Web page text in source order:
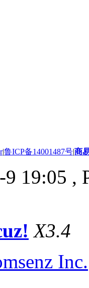
|鲁ICP备14001487号|商
19:05 ,
X3.4
Inc.